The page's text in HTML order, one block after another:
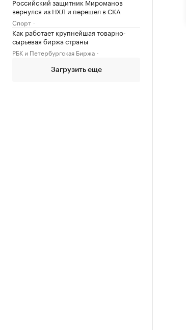
вернулся из НХЛ и перешел в СКА
Спорт
Как работает крупнейшая товарно-
сырьевая биржа страны
РБК и Петербургская Биржа
Загрузить еще